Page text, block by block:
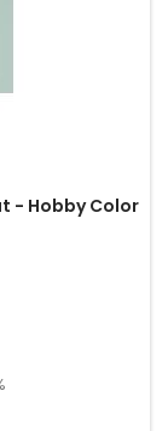
- Hobby Color